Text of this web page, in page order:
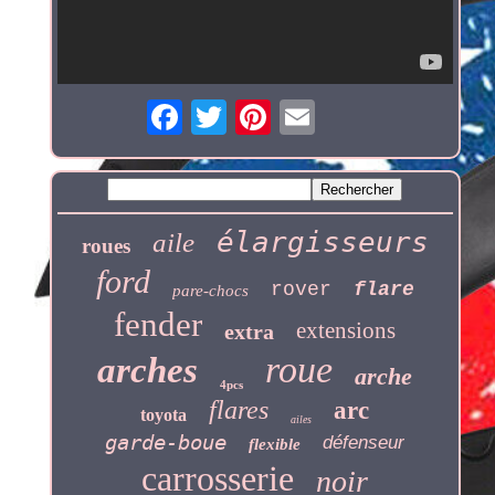
roues aile élargisseurs
ford pare-chocs rover flare
fender extra extensions
arches 4pcs roue arche
toyota flares ailes arc
garde-boue flexible défenseur
carrosserie noir